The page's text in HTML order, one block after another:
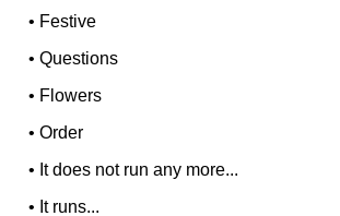
• Festive
•Questions
• Flowers
•Order
• It does not run any more...
• It runs...